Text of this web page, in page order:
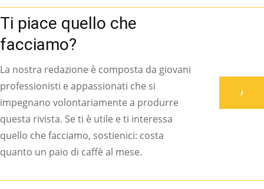
Ti piace quello che
facciamo?
La nostra redazione è composta da giovani
professionisti e appassionati che si
impegnano volontariamente a produrre
questa rivista. Se ti è utile e ti interessa
quello che facciamo, sostienici: costa
quanto un paio di caffè al mese.